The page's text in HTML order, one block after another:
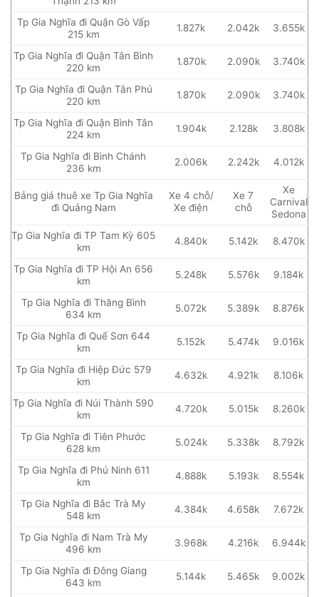
Tp Gia Nghĩa đi Quận Gò Vấp
215 km
1.827k 2.042k 3.655k
Tp Gia Nghĩa đi Quận Tân Bình
220 km
1.870k 2.090k 3.740k
Tp Gia Nghĩa đi Quận Tân Phú
220 km
1.870k 2.090k 3.740k
Tp Gia Nghĩa đi Quận Bình Tân
224 km
1.904k 2.128k 3.808k
Tp Gia Nghĩa đi Bình Chánh
236 km
2.006k 2.242k 4.012k
Bảng giá thuê xe Tp Gia Nghĩa
đi Quảng Nam
Xe 4 chỗ/
Xe điện
Xe 7
chỗ
Xe
Carnival
Sedona
Tp Gia Nghĩa đi TP Tam Kỳ 605
km
4.840k 5.142k 8.470k
Tp Gia Nghĩa đi TP Hội An 656
km
5.248k 5.576k 9.184k
Tp Gia Nghĩa đi Thăng Bình
634 km
5.072k 5.389k 8.876k
Tp Gia Nghĩa đi Quế Sơn 644
km
5.152k 5.474k 9.016k
Tp Gia Nghĩa đi Hiệp Đức 579
km
4.632k 4.921k 8.106k
Tp Gia Nghĩa đi Núi Thành 590
km
4.720k 5.015k 8.260k
Tp Gia Nghĩa đi Tiên Phước
628 km
5.024k 5.338k 8.792k
Tp Gia Nghĩa đi Phú Ninh 611
km
4.888k 5.193k 8.554k
Tp Gia Nghĩa đi Bắc Trà My
548 km
4.384k 4.658k 7.672k
Tp Gia Nghĩa đi Nam Trà My
496 km
3.968k 4.216k 6.944k
Tp Gia Nghĩa đi Đông Giang
643 km
5.144k 5.465k 9.002k